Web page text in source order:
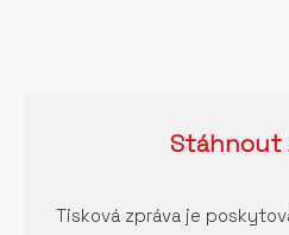
Stáhnout
Tisková zpráva je